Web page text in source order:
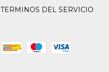
TERMINOS DEL SERVICIO